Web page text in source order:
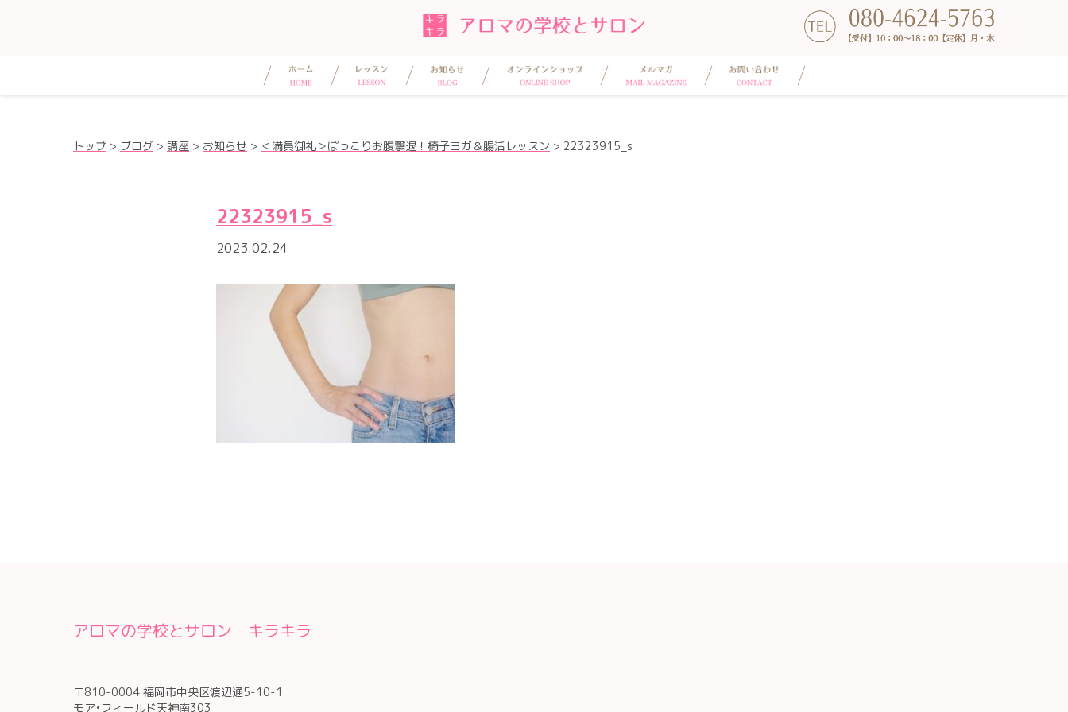
トップ > ブログ > 講座 > お知らせ > ＜満員御礼＞ぽっこりお腹撃退！椅子ヨガ＆腸活レッスン > 22323915_s
22323915_s
2023.02.24
アロマの学校とサロン キラキラ
〒810-0004 福岡市中央区渡辺通5-10-1
モア•フィールド天神南303